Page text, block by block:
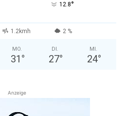
12.8°
1.2kmh 2 %
MO.
31 °
DI.
27°
MI.
24°
Anzeige